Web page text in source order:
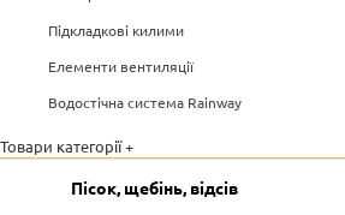
Підкладкові килими
Елементи вентиляції
Водостічна система Rainway
Товари категорії +
Пісок, щебінь, відсів